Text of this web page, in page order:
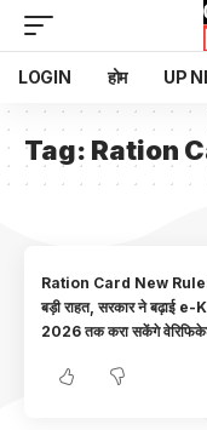
LOGIN होम UP
Tag: Ration
Ration Card New Rule:
बड़ी राहत, सरकार ने बढ़ाई
2026 तक करा सकेंगे